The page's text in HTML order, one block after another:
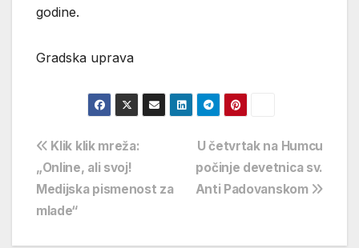
godine.
Gradska uprava
Navigacija
objava
U četvrtak na Humcu
počinje devetnica sv.
Anti Padovanskom
Klik klik mreža:
„Online, ali svoj!
Medijska pismenost za
mlade“